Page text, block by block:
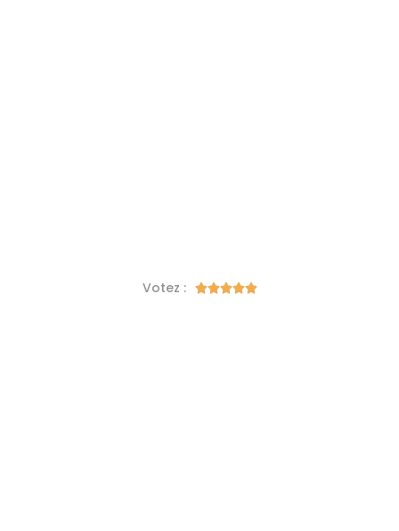
Votez : 